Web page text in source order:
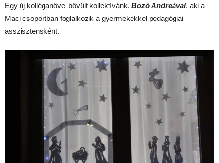
Egy új kolléganővel bővült kollektívánk, Bozó Andreával, aki a
Maci csoportban foglalkozik a gyermekekkel pedagógiai
asszisztensként.